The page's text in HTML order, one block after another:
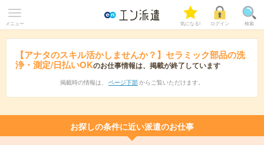
メニュー 気になる! ログイン 検索
【アナタのスキル活かしませんか？】セラミック部品の洗
浄・測定/日払いOKのお仕事情報は、掲載が終了しています
掲載時の情報は、 ページ下部 からご覧いただけます。
お探しの条件に近い派遣のお仕事